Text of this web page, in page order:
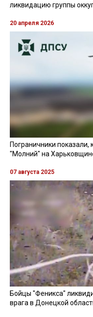
ликвидацию группы
20 апреля 2026
Пограничники показали,
"Молний" на
07 августа 2025
Бойцы "Феникса"
врага в Донецкой